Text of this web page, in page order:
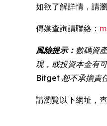
如欲了解詳情，請瀏
傳媒查詢請聯絡：
風險提示： 數碼資
現，或投資本金有
Bitget 恕不承擔責
請瀏覽以下網址，